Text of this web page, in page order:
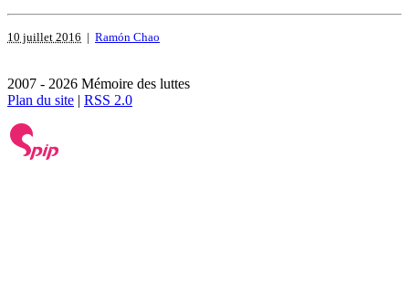
10 juillet 2016 | Ramón Chao
2007 - 2026 Mémoire des luttes
Plan du site | RSS 2.0